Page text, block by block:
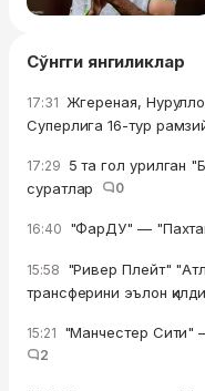
Сўнгги янгиликлар
17:31 Жгереная,
Суперлига 16-тур
17:29 5 та гол урилган
суратлар
0
16:40 "ФарДУ" —
15:58 "Ривер Плейт"
трансферини эълон
15:21 "Манчестер Сити"
2